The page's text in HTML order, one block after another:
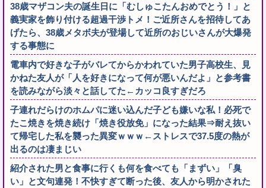
38歳マザコン夫の誕生日に「むしゅこたんおめでとう！」と
義実家を飾り付ける超過干渉トメ！ご近所さんを招待してあ
げたら、38歳メタボ夫が登場して近所のおじいさんが大爆発
する事態に
電車内で好きな子がバレてからかわれていた男子高校生、見
かねた友人が「人を好きになって何が悪いんだよ」と参考書
を読みながら淡々と話してた←カッコ良すぎだろ
子連れだらけのホムパに迷い込んだ子ども嫌いな私！必死で
たこ焼きを焼き続け「焼き役放免」になった結果⇒耐え抜い
て帰宅した私を襲った異変ｗｗｗ←ストレスで37.5度の熱が
出るのは凄まじい
紹介された男と食事に行くも何を食べても「まずい」「臭
い」と文句連発！不快すぎて断った後、友人から明かされた